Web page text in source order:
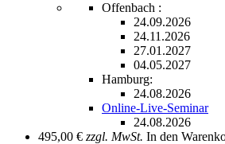
Offenbach :
24.09.2026
24.11.2026
27.01.2027
04.05.2027
Hamburg:
24.08.2026
Online-Live-Seminar
24.08.2026
495,00 € zzgl. MwSt. In den